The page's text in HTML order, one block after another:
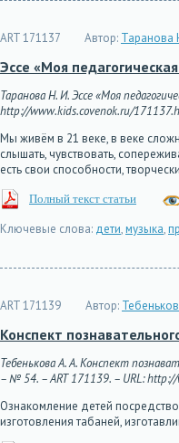
ART 171137 Автор: Таранова
Эссе «Моя
Таранова Н. И. Эссе «Моя
http://www.kids.covenok.ru/
Мы живём в 21 веке, в веке
слышать, чувствовать,
есть свои способности,
Полный текст статьи
Ключевые слова: дети,музыка,
ART 171139 Автор:
Конспект
Тебенькова А. А. Конспект
– № 54. – ART 171139. – URL:
Ознакомление детей
изготовления табаней,